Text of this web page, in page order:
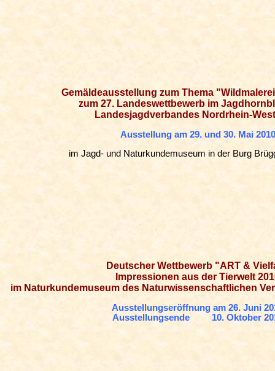
Gemäldeausstellung zum Thema
zum 27. Landeswettbewerb im
Landesjagdverbandes Nordrhein-
Ausstellung am 29. und 30. Mai 2010
im Jagd- und Naturkundemuseum in der Burg
Deutscher Wettbewerb "ART &
Impressionen aus der Tierwelt
im Naturkundemuseum des Naturwissenschaftlichen
Ausstellungseröffnung am 26. Juni
Ausstellungsende 10. Oktober